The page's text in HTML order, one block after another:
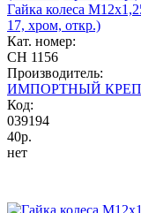
Гайка колеса
17, хром, откр.)
Кат. номер:
CH 1156
Производитель:
ИМПОРТНЫЙ
Код:
039194
40р.
нет